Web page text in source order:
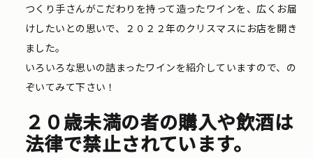
つくり手さんがこだわりを持って造ったワインを、広くお届
けしたいとの思いで、２０２２年のクリスマスにお店を開き
ました。
いろいろな思いの詰まったワインを紹介していますので、の
ぞいてみて下さい！
２０歳未満の者の購入や飲酒は
法律で禁止されています。